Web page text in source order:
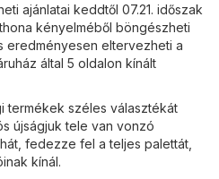
ajánlatai keddtől 07.21. időszak
kényelméből böngészheti
eredményesen eltervezheti a
által 5 oldalon kínált
termékek széles választékát
újságjuk tele van vonzó
fedezze fel a teljes palettát,
kínál.